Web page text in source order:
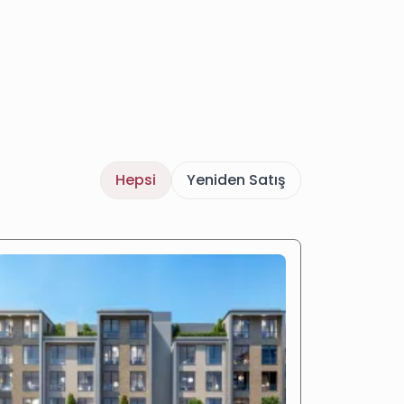
Hepsi Yeniden Satış